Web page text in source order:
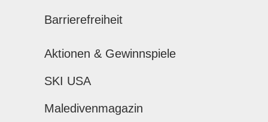
Barrierefreiheit
Aktionen & Gewinnspiele
SKI USA
Maledivenmagazin